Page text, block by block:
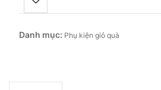
Danh mục: Phụ kiện giỏ quà